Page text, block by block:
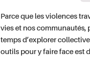
Parce que les violences
vies et nos communautés,
temps d’explorer
outils pour y faire face est